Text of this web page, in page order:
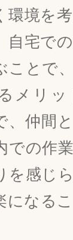
環境を
自宅で
ことで
メリッ
、仲間
での作
感じら
になる